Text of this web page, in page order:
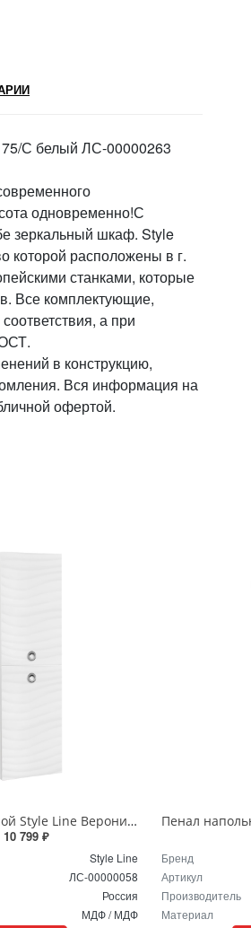
С белый ЛС-00000263
одновременно!С
зеркальный шкаф. Style
которой расположены в г.
станками, которые
Все комплектующие,
а при
в конструкцию,
Вся информация на
офертой.
Пенал подвесной Style Line Вероника 36 белый ЛС-00000058
10 799 ₽
Style Line
ЛС-00000058
Россия
МДФ / МДФ
Бренд
Артикул
Производитель
Материал